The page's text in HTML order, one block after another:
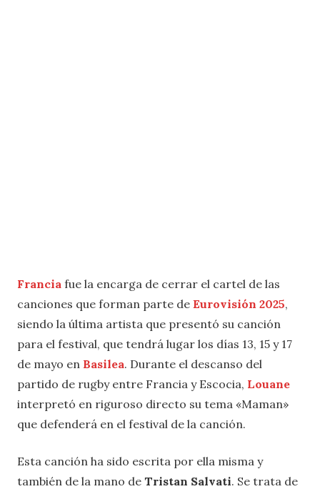
Francia fue la encarga de cerrar el cartel de las
canciones que forman parte de Eurovisión 2025,
siendo la última artista que presentó su canción
para el festival, que tendrá lugar los días 13, 15 y 17
de mayo en Basilea. Durante el descanso del
partido de rugby entre Francia y Escocia, Louane
interpretó en riguroso directo su tema «Maman»
que defenderá en el festival de la canción.
Esta canción ha sido escrita por ella misma y
también de la mano de Tristan Salvati. Se trata de